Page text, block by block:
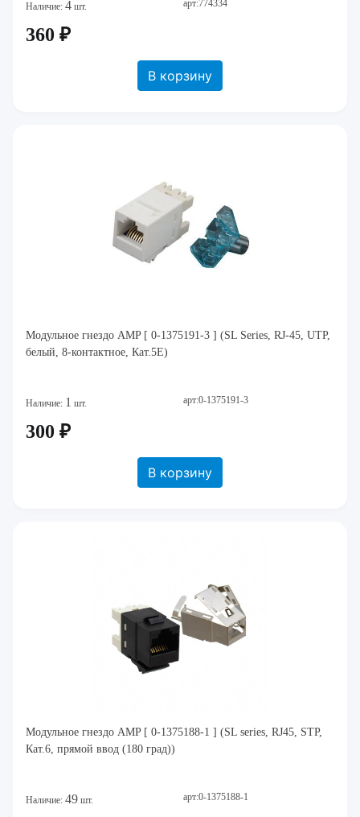
Наличие: 4 шт. арт:774334
360 ₽
В корзину
Модульное гнездо AMP [ 0-1375191-3 ] (SL Series, RJ-45, UTP,
белый, 8-контактное, Кат.5Е)
Наличие: 1 шт. арт:0-1375191-3
300 ₽
В корзину
Модульное гнездо AMP [ 0-1375188-1 ] (SL series, RJ45, STP,
Кат.6, прямой ввод (180 град))
Наличие: 49 шт. арт:0-1375188-1